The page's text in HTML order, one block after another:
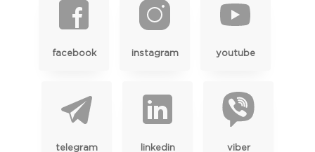
facebook instagram youtube
telegram linkedin viber